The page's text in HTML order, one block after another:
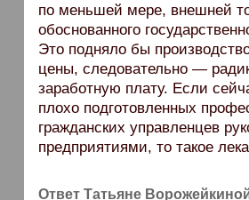
по меньшей мере, внешней
обоснованного
Это подняло бы
цены, следовательно —
заработную плату. Если
плохо подготовленных
гражданских управленцев
предприятиями, то такое
Ответ Татьяне